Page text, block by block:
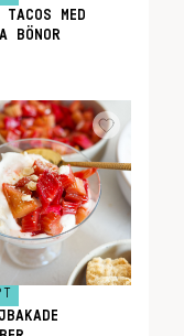
TACOS MED
BÖNOR